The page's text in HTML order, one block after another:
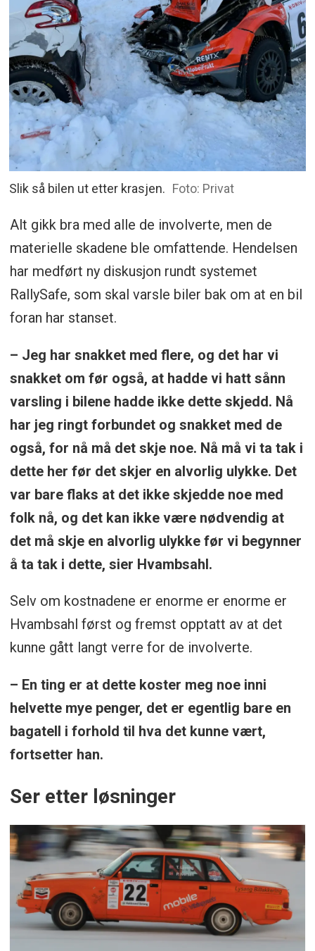
Slik så bilen ut etter krasjen. Foto: Privat
Alt gikk bra med alle de involverte, men de
materielle skadene ble omfattende. Hendelsen
har medført ny diskusjon rundt systemet
RallySafe, som skal varsle biler bak om at en bil
foran har stanset.
– Jeg har snakket med flere, og det har vi
snakket om før også, at hadde vi hatt sånn
varsling i bilene hadde ikke dette skjedd. Nå
har jeg ringt forbundet og snakket med de
også, for nå må det skje noe. Nå må vi ta tak i
dette her før det skjer en alvorlig ulykke. Det
var bare flaks at det ikke skjedde noe med
folk nå, og det kan ikke være nødvendig at
det må skje en alvorlig ulykke før vi begynner
å ta tak i dette, sier Hvambsahl.
Selv om kostnadene er enorme er enorme er
Hvambsahl først og fremst opptatt av at det
kunne gått langt verre for de involverte.
– En ting er at dette koster meg noe inni
helvette mye penger, det er egentlig bare en
bagatell i forhold til hva det kunne vært,
fortsetter han.
Ser etter løsninger